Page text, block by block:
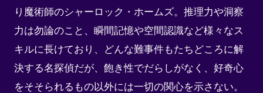
り魔術師のシャーロック・ホームズ。推理力や洞察
力は勿論のこと、瞬間記憶や空間認識など様々なス
キルに長けており、どんな難事件もたちどころに解
決する名探偵だが、飽き性でだらしがなく、好奇心
をそそられるもの以外には一切の関心を示さない。